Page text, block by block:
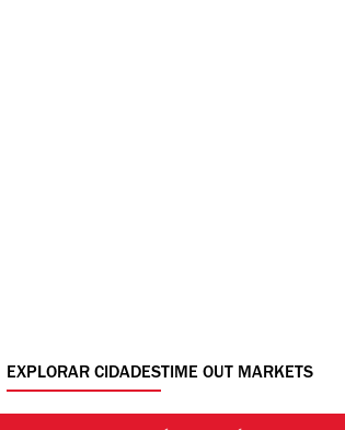
EXPLORAR CIDADESTIME OUT MARKETS